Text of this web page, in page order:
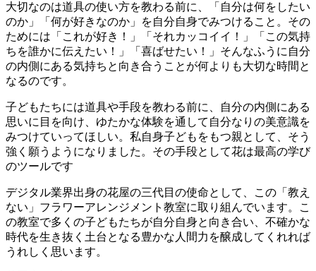
大切なのは道具の使い方を教わる前に、「自分は何をしたい
のか」「何が好きなのか」を自分自身でみつけること。その
ためには「これが好き！」「それカッコイイ！」「この気持
ちを誰かに伝えたい！」「喜ばせたい！」そんなふうに自分
の内側にある気持ちと向き合うことが何よりも大切な時間と
なるのです。
子どもたちには道具や手段を教わる前に、自分の内側にある
思いに目を向け、ゆたかな体験を通して自分なりの美意識を
みつけていってほしい。私自身子どもをもつ親として、そう
強く願うようになりました。その手段として花は最高の学び
のツールです
デジタル業界出身の花屋の三代目の使命として、この「教え
ない」フラワーアレンジメント教室に取り組んでいます。こ
の教室で多くの子どもたちが自分自身と向き合い、不確かな
時代を生き抜く土台となる豊かな人間力を醸成してくれれば
うれしく思います。